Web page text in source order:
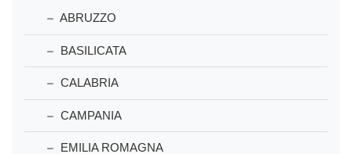
ABRUZZO
BASILICATA
CALABRIA
CAMPANIA
EMILIA ROMAGNA